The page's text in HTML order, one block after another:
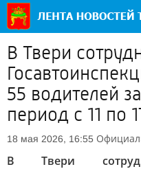
В Твери
55 водителей
период с 11 по
18 мая 2026, 16:55
В Твери